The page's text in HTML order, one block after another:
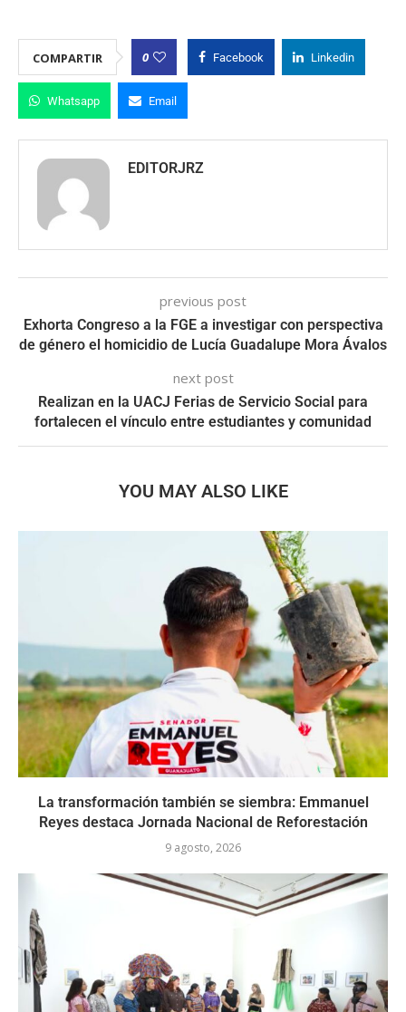
COMPARTIR 0 Facebook Linkedin
Whatsapp Email
EDITORJRZ
previous post
Exhorta Congreso a la FGE a investigar con perspectiva
de género el homicidio de Lucía Guadalupe Mora Ávalos
next post
Realizan en la UACJ Ferias de Servicio Social para
fortalecen el vínculo entre estudiantes y comunidad
YOU MAY ALSO LIKE
La transformación también se siembra: Emmanuel
Reyes destaca Jornada Nacional de Reforestación
9 agosto, 2026